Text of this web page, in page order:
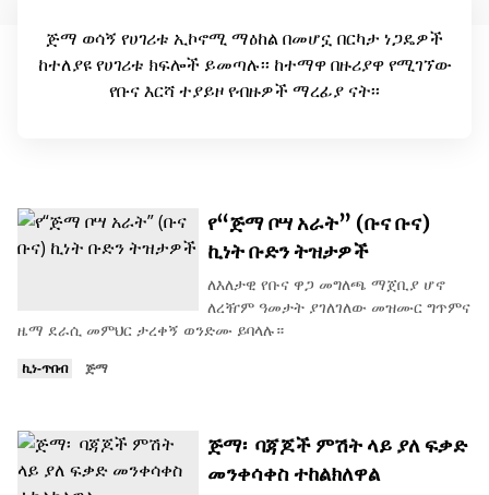
ጅማ ወሳኝ የሀገሪቱ ኢኮኖሚ ማዕከል በመሆኗ በርካታ ነጋዴዎች
ከተለያዩ የሀገሪቱ ክፍሎች ይመጣሉ፡፡ ከተማዋ በዙሪያዋ የሚገኘው
የቡና እርሻ ተያይዞ የብዙዎች ማረፊያ ናት፡፡
የ“ጅማ ቦሣ አራት” (ቡና ቡና)
ኪነት ቡድን ትዝታዎች
ለእለታዊ የቡና ዋጋ መግለጫ ማጀቢያ ሆኖ
ለረዥም ዓመታት ያገለገለው መዝሙር ግጥምና
ዜማ ደራሲ መምህር ታረቀኝ ወንድሙ ይባላሉ።
ኪነ-ጥበብ ጅማ
ጅማ፡ ባጃጆች ምሽት ላይ ያለ ፍቃድ
መንቀሳቀስ ተከልክለዋል